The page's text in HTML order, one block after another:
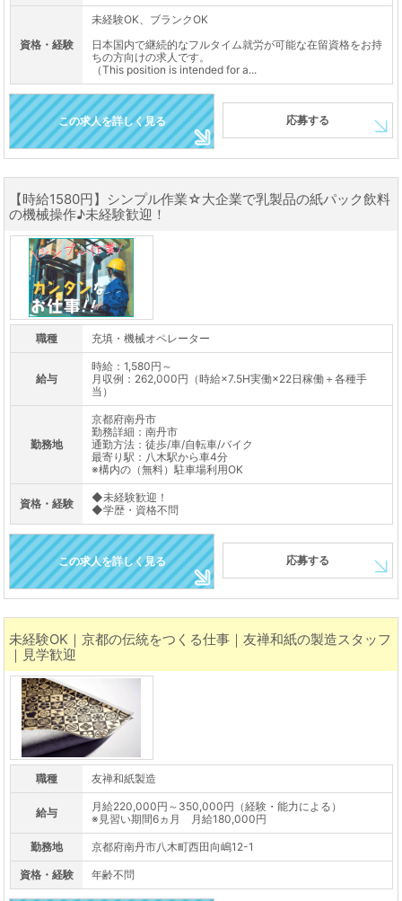
資格・経験
未経験OK、ブランクOK
日本国内で継続的なフルタイム就労が可能な在留資格をお持
ちの方向けの求人です。
（This position is intended for a...
この求人を詳しく見る 応募する
【時給1580円】シンプル作業☆大企業で乳製品の紙パック飲料
の機械操作♪未経験歓迎！
職種 充填・機械オペレーター
給与
時給：1,580円～
月収例：262,000円（時給×7.5H実働×22日稼働＋各種手
当）
勤務地
京都府南丹市
勤務詳細：南丹市
通勤方法：徒歩/車/自転車/バイク
最寄り駅：八木駅から車4分
※構内の（無料）駐車場利用OK
資格・経験
◆未経験歓迎！
◆学歴・資格不問
この求人を詳しく見る 応募する
未経験OK｜京都の伝統をつくる仕事｜友禅和紙の製造スタッフ
｜見学歓迎
職種 友禅和紙製造
給与
月給220,000円～350,000円（経験・能力による）
※見習い期間6ヵ月 月給180,000円
勤務地 京都府南丹市八木町西田向嶋12-1
資格・経験 年齢不問